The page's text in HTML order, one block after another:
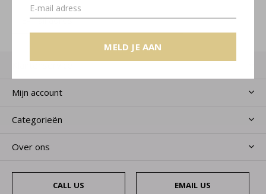
MELD JE AAN
MELD JE AAN
Klantenservice
Mijn account
Categorieën
Over ons
CALL US EMAIL US